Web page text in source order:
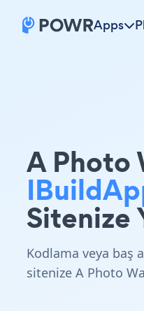
Apps
A Photo
Sitenize
Kodlama veya baş
sitenize A Photo